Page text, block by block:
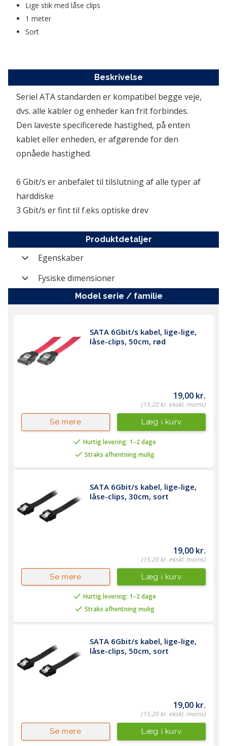
Lige stik med låse clips
1 meter
Sort
Beskrivelse
Seriel ATA standarden er kompatibel begge veje,
dvs. alle kabler og enheder kan frit forbindes.
Den laveste specificerede hastighed, på enten
kablet eller enheden, er afgørende for den
opnåede hastighed.
6 Gbit/s er anbefalet til tilslutning af alle typer af
harddiske
3 Gbit/s er fint til f.eks optiske drev
Produktdetaljer
Egenskaber
Varenummer
Dataforbindelse intern
Producent nummer
Vægt (brutto)
Fysiske dimensioner
model serie / familie
SATA 6Gbit/s kabel, lige-lige,
låse-clips, 50cm, rød
19,00 kr.
(15,20 kr. ekskl. moms)
Hurtig levering: 1–2 dage
Straks afhentning mulig
Læg i kurv
Se mere
SATA 6Gbit/s kabel, lige-lige,
låse-clips, 30cm, sort
19,00 kr.
(15,20 kr. ekskl. moms)
Hurtig levering: 1–2 dage
Straks afhentning mulig
Læg i kurv
Se mere
SATA 6Gbit/s kabel, lige-lige,
låse-clips, 50cm, sort
19,00 kr.
(15,20 kr. ekskl. moms)
Læg i kurv
Se mere